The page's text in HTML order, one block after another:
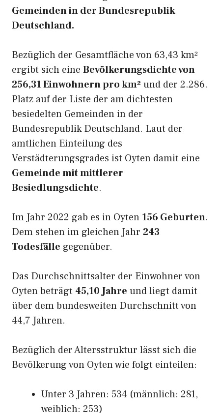
Gemeinden in der Bundesrepublik
Deutschland.
Bezüglich der Gesamtfläche von 63,43 km²
ergibt sich eine Bevölkerungsdichte von
256,31 Einwohnern pro km² und der 2.286.
Platz auf der Liste der am dichtesten
besiedelten Gemeinden in der
Bundesrepublik Deutschland. Laut der
amtlichen Einteilung des
Verstädterungsgrades ist Oyten damit eine
Gemeinde mit mittlerer
Besiedlungsdichte.
Im Jahr 2022 gab es in Oyten 156 Geburten.
Dem stehen im gleichen Jahr 243
Todesfälle gegenüber.
Das Durchschnittsalter der Einwohner von
Oyten beträgt 45,10 Jahre und liegt damit
über dem bundesweiten Durchschnitt von
44,7 Jahren.
Bezüglich der Altersstruktur lässt sich die
Bevölkerung von Oyten wie folgt einteilen:
Unter 3 Jahren: 534 (männlich: 281,
weiblich: 253)